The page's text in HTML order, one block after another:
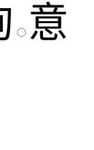
意